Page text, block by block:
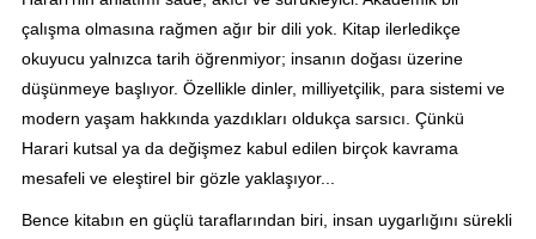
çalışma olmasına rağmen ağır bir dili yok. Kitap ilerledikçe
okuyucu yalnızca tarih öğrenmiyor; insanın doğası üzerine
düşünmeye başlıyor. Özellikle dinler, milliyetçilik, para sistemi ve
modern yaşam hakkında yazdıkları oldukça sarsıcı. Çünkü
Harari kutsal ya da değişmez kabul edilen birçok kavrama
mesafeli ve eleştirel bir gözle yaklaşıyor...
Bence kitabın en güçlü taraflarından biri, insan uygarlığını sürekli